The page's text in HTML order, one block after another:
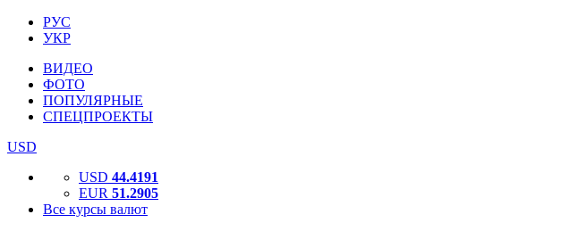
РУС
УКР
ВИДЕО
ФОТО
ПОПУЛЯРНЫЕ
СПЕЦПРОЕКТЫ
USD
USD 44.4191
EUR 51.2905
Все курсы валют